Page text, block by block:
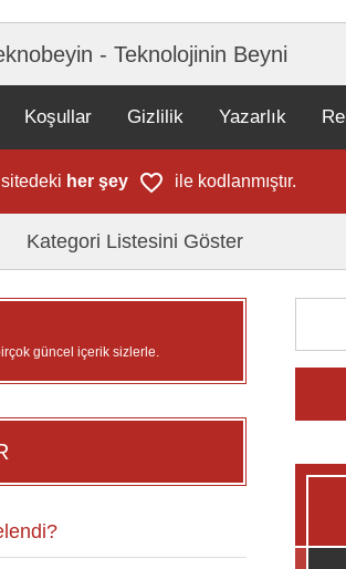
- Teknolojinin Beyni
Koşullar Gizlilik Yazarlık
her şey ile kodlanmıştır.
Kategori Listesini Göster
güncel içerik sizlerle.